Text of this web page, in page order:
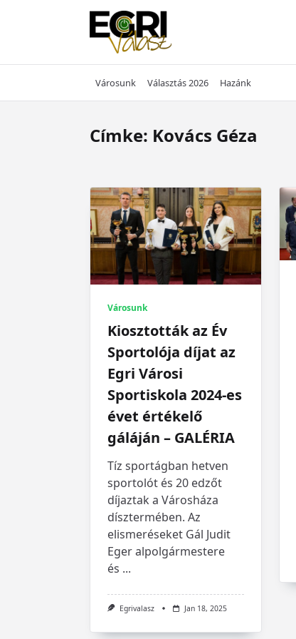
Városunk Választás 2026 Hazánk
Címke: Kovács Géza
Városunk
Kiosztották az Év
Sportolója díjat az
Egri Városi
Sportiskola 2024-es
évet értékelő
gáláján – GALÉRIA
Tíz sportágban hetven
sportolót és 20 edzőt
díjaztak a Városháza
dísztermében. Az
elismeréseket Gál Judit
Eger alpolgármestere
és ...
Egrivalasz Jan 18, 2025